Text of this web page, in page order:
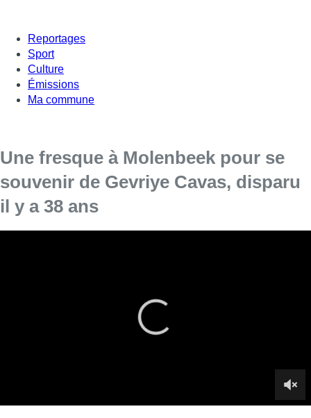
Reportages
Sport
Culture
Émissions
Ma commune
Une fresque à Molenbeek pour se
souvenir de Gevriye Cavas, disparu
il y a 38 ans
enfants disparus, jeudi. Ce petit garçon de cinq
ans s’est évanoui dans la nature en pleine